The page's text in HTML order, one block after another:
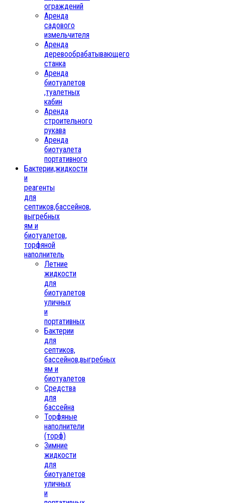
ограждений
Аренда
садового
измельчителя
Аренда
деревообрабатывающего
станка
Аренда
биотуалетов
,туалетных
кабин
Аренда
строительного
рукава
Аренда
биотуалета
портативного
Бактерии,жидкости
и
реагенты
для
септиков,бассейнов,
выгребных
ям и
биотуалетов,
торфяной
наполнитель
Летние
жидкости
для
биотуалетов
уличных
и
портативных
Бактерии
для
септиков,
бассейнов,выгребных
ям и
биотуалетов
Средства
для
бассейна
Торфяные
наполнители
(торф)
Зимние
жидкости
для
биотуалетов
уличных
и